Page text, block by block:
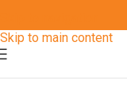
Skip to main content